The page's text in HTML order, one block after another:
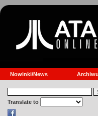
Nowinki/News
Translate to